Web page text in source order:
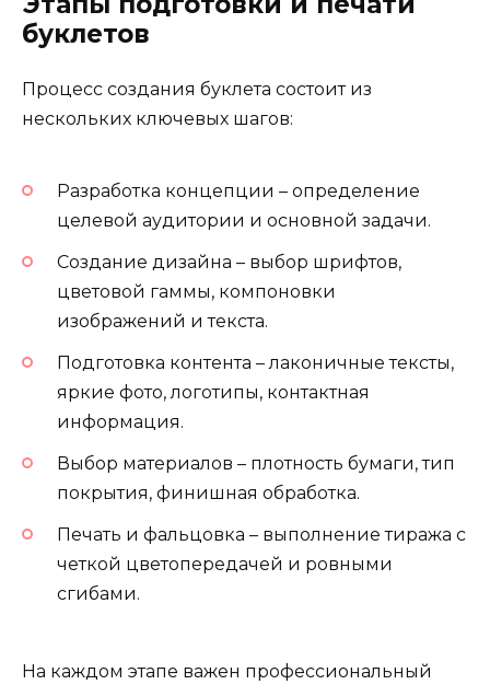
буклетов
Процесс создания буклета состоит из
нескольких ключевых шагов:
Разработка концепции – определение
целевой аудитории и основной задачи.
Создание дизайна – выбор шрифтов,
цветовой гаммы, компоновки
изображений и текста.
Подготовка контента – лаконичные тексты,
яркие фото, логотипы, контактная
информация.
Выбор материалов – плотность бумаги, тип
покрытия, финишная обработка.
Печать и фальцовка – выполнение тиража с
четкой цветопередачей и ровными
сгибами.
На каждом этапе важен профессиональный